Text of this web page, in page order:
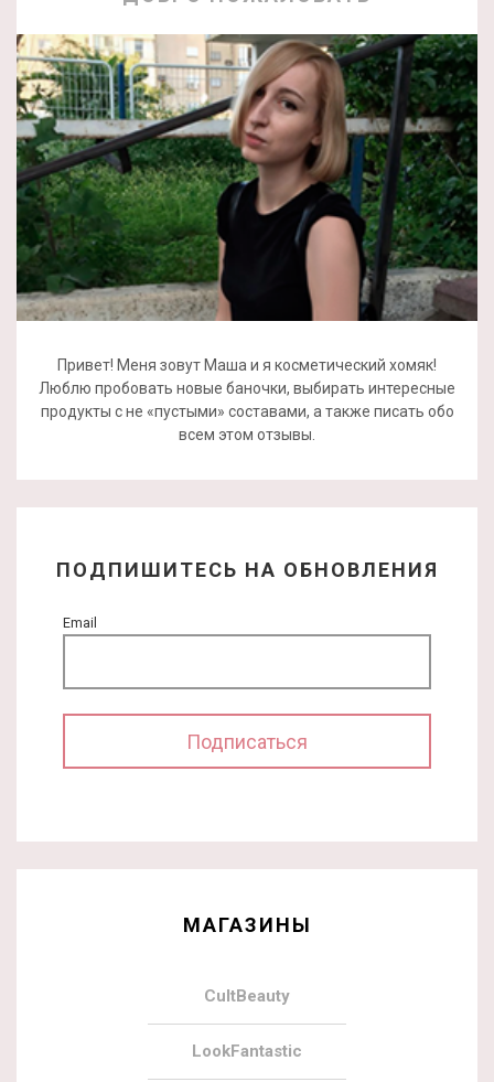
Привет! Меня зовут Маша и я косметический хомяк!
Люблю пробовать новые баночки, выбирать интересные
продукты с не «пустыми» составами, а также писать обо
всем этом отзывы.
ПОДПИШИТЕСЬ НА ОБНОВЛЕНИЯ
Email
МАГАЗИНЫ
CultBeauty
LookFantastic